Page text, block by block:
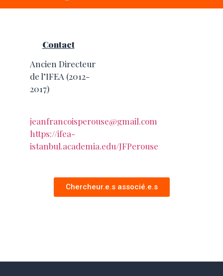
Contact
Ancien Directeur
de l’IFEA (2012-
2017)
jeanfrancoisperouse@gmail.com
https://ifea-
istanbul.academia.edu/JFPerouse
Chercheur.e.s associé.e.s